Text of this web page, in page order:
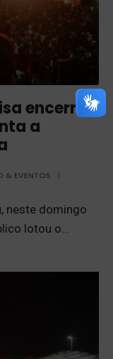
encerra
a
& EVENTOS
|
neste domingo
lotou o